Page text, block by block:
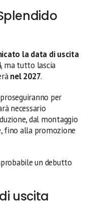
la data di uscita
, ma tutto lascia
nel 2027.
per
necessario
dal montaggio
fino alla promozione
un debutto
uscita